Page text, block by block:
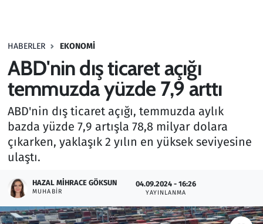
HABERLER EKONOMI
ABD'nin dış ticaret açığı
temmuzda yüzde 7,9 arttı
ABD'nin dış ticaret açığı, temmuzda aylık
bazda yüzde 7,9 artışla 78,8 milyar dolara
çıkarken, yaklaşık 2 yılın en yüksek seviyesine
ulaştı.
HAZAL MIHRACE GÖKSUN
MUHABIR
04.09.2024 - 16:26
YAYINLANMA
Haber
Kültür Sanat
Kurumsal Haberler
Lezzet Durağı